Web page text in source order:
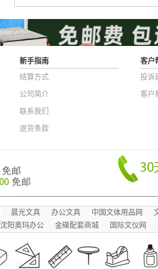
新手指南
结算方式
公司简介
联系我们
退货条款
客户
投诉
客户
晨光文具 办公文具 中国文体用品网
沈阳奥玛办公 金碟配套商城 国际文仪网